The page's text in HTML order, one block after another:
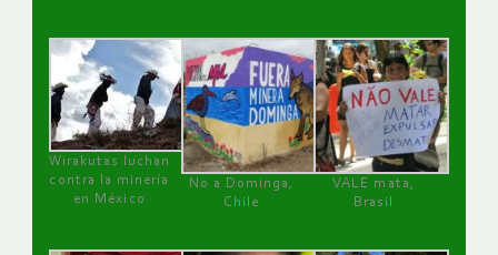
Wirakutas luchan
contra la minería
en México
No a Dominga,
Chile
VALE mata,
Brasil